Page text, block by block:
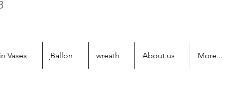
Vases ฺBallon wreath About us More...